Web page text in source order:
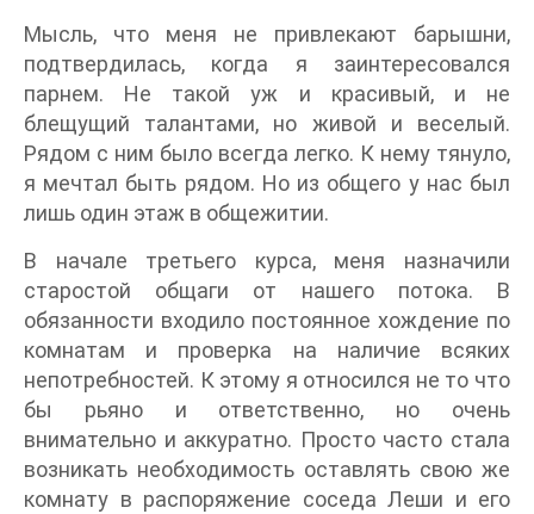
Мысль, что меня не привлекают барышни,
подтвердилась, когда я заинтересовался
парнем. Не такой уж и красивый, и не
блещущий талантами, но живой и веселый.
Рядом с ним было всегда легко. К нему тянуло,
я мечтал быть рядом. Но из общего у нас был
лишь один этаж в общежитии.
В начале третьего курса, меня назначили
старостой общаги от нашего потока. В
обязанности входило постоянное хождение по
комнатам и проверка на наличие всяких
непотребностей. К этому я относился не то что
бы рьяно и ответственно, но очень
внимательно и аккуратно. Просто часто стала
возникать необходимость оставлять свою же
комнату в распоряжение соседа Леши и его